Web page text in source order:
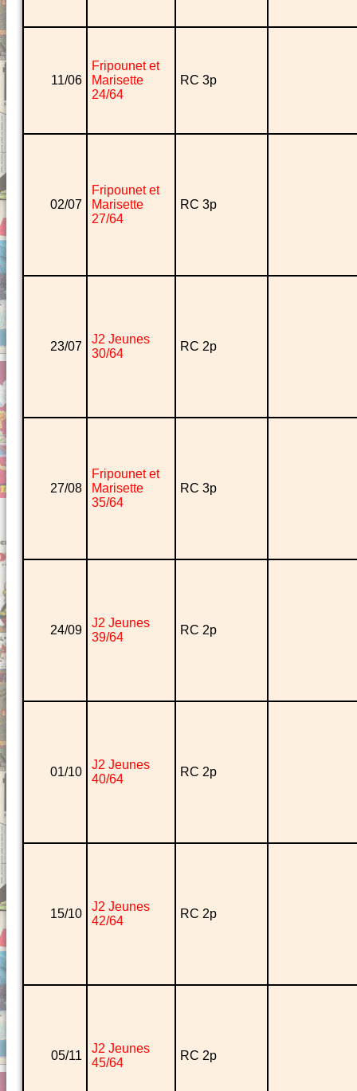
11/06
Fripounet et
Marisette
24/64
RC 3p
02/07
Fripounet et
Marisette
27/64
RC 3p
23/07
J2 Jeunes
30/64
RC 2p
27/08
Fripounet et
Marisette
35/64
RC 3p
24/09
J2 Jeunes
39/64
RC 2p
01/10
J2 Jeunes
40/64
RC 2p
15/10
J2 Jeunes
42/64
RC 2p
05/11
J2 Jeunes
45/64
RC 2p